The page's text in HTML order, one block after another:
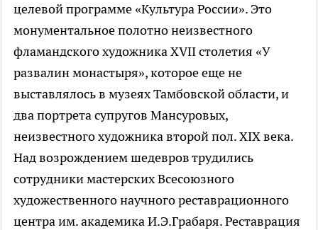
целевой программе «Культура России». Это
монументальное полотно неизвестного
фламандского художника XVII столетия «У
развалин монастыря», которое еще не
выставлялось в музеях Тамбовской области, и
два портрета супругов Мансуровых,
неизвестного художника второй пол. XIX века.
Над возрождением шедевров трудились
сотрудники мастерских Всесоюзного
художественного научного реставрационного
центра им. академика И.Э.Грабаря. Реставрация